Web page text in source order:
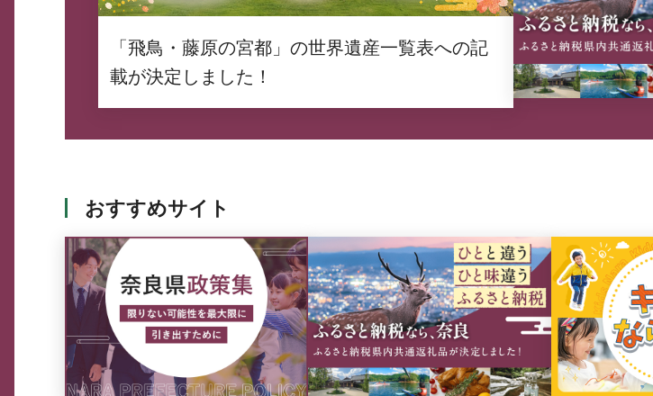
「飛鳥・藤原の宮都」の世界遺産一覧表への記
載が決定しました！
おすすめサイト